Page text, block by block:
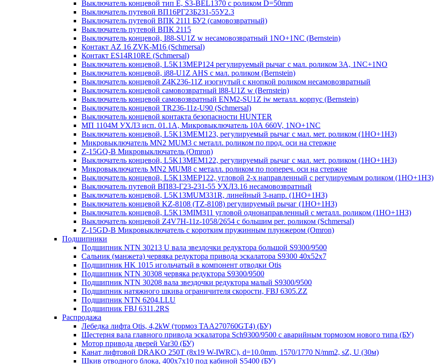
Выключатель концевой тип Е, S3-BEL1370 с роликом D=50mm
Выключатель путевой ВП16РГ23Б231-55У2.3
Выключатель путевой ВПК 2111 БУ2 (самовозвратный)
Выключатель путевой ВПК 2115
Выключатель концевой, I88-SU1Z w несамовозвратный 1NO+1NC (Bernstein)
Контакт AZ 16 ZVK-M16 (Schmersal)
Контакт ES14R10RE (Schmersal)
Выключатель концевой, L5K13MEP124 регулируемый рычаг с мал. роликом 3А, 1NC+1NO
Выключатель концевой, i88-U1Z AHS с мал. роликом (Bernstein)
Выключатель концевой Z4K236-11Z изогнутый с кнопкой роликом несамовозвратный
Выключатель концевой самовозвратный l88-U1Z w (Bernstein)
Выключатель концевой самовозвратный ENM2-SU1Z iw металл. корпус (Bernstein)
Выключатель концевой TR236-11z-U90 (Schmersal)
Выключатель концевой контакта безопасности HUNTER
МП 1104М УХЛ3 исп. 01.1А, Микровыключатель 10А 660V, 1NO+1NC
Выключатель концевой, L5K13MEM123, регулируемый рычаг с мал. мет. роликом (1НО+1НЗ)
Микровыключатель MN2 MUM3 с металл. роликом по прод. оси на стержне
Z-15GQ-B Микровыключатель (Omron)
Выключатель концевой, L5K13MEM122, регулируемый рычаг с мал. мет. роликом (1НО+1НЗ)
Микровыключатель MN2 MUM8 с металл. роликом по попереч. оси на стержне
Выключатель концевой, L5K13MEP122, угловой 2-х направленный с регулируемым роликом (1НО+1НЗ)
Выключатель путевой ВП83-Г23-231-55 УХЛ3.16 несамовозвратный
Выключатель концевой, L5K13MUM331R, линейный 3-напр. (1НО+1НЗ)
Выключатель концевой KZ-8108 (TZ-8108) регулируемый рычаг (1НО+1НЗ)
Выключатель концевой, L5K13MIM311 угловой однонаправленный с металл. роликом (1НО+1НЗ)
Выключатель концевой Z4V7H-11z-1058/2654 с большим рег. роликом (Schmersal)
Z-15GD-B Микровыключатель с коротким пружинным плунжером (Omron)
Подшипники
Подшипник NTN 30213 U вала звездочки редуктора большой S9300/9500
Сальник (манжета) червяка редуктора привода эскалатора S9300 40х52х7
Подшипник HK 1015 игольчатый в компонент отводки Otis
Подшипник NTN 30308 червяка редуктора S9300/9500
Подшипник NTN 30208 вала звездочки редуктора малый S9300/9500
Подшипник натяжного шкива ограничителя скорости, FBJ 6305.ZZ
Подшипник NTN 6204.LLU
Подшипник FBJ 6311.2RS
Распродажа
Лебедка лифта Otis, 4,2kW (тормоз TAA270760GT4) (БУ)
Шестерня вала главного привода эскалатора Sch9300/9500 с аварийным тормозом нового типа (БУ)
Мотор привода дверей Var30 (БУ)
Канат лифтовой DRAKO 250T (8x19 W-IWRC), d=10.0mm, 1570/1770 N/mm2, sZ, U (30м)
Шкив отводного блока, 400х7х10 под кабиной S5400 (БУ)